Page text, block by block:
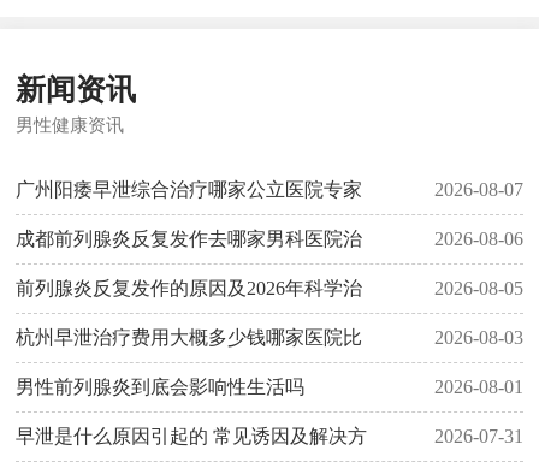
新闻资讯
男性健康资讯
广州阳痿早泄综合治疗哪家公立医院专家 2026-08-07
成都前列腺炎反复发作去哪家男科医院治 2026-08-06
前列腺炎反复发作的原因及2026年科学治 2026-08-05
杭州早泄治疗费用大概多少钱哪家医院比 2026-08-03
男性前列腺炎到底会影响性生活吗 2026-08-01
早泄是什么原因引起的 常见诱因及解决方 2026-07-31